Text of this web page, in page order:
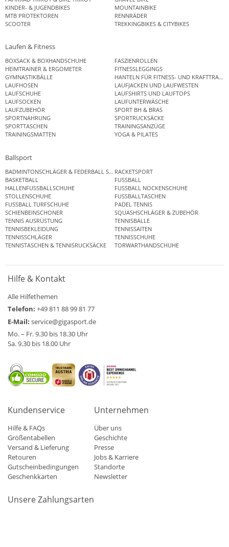
KINDER- & JUGENDBIKES
MOUNTAINBIKE
MTB PROTEKTOREN
RENNRÄDER
SCOOTER
TREKKINGBIKES & CITYBIKES
Laufen & Fitness
BOXSACK & BOXHANDSCHUHE
FASZIENROLLEN
HEIMTRAINER & ERGOMETER
FITNESSLEGGINGS
GYMNASTIKBÄLLE
HANTELN FÜR FITNESS- UND
LAUFHOSEN
LAUFJACKEN UND LAUFWESTEN
LAUFSCHUHE
LAUFSHIRTS UND LAUFTOPS
LAUFSOCKEN
LAUFUNTERWÄSCHE
LAUFZUBEHÖR
SPORT BH & BRAS
SPORTNAHRUNG
SPORTRUCKSÄCKE
SPORTTASCHEN
TRAININGSANZÜGE
TRAININGSMATTEN
YOGA & PILATES
Ballsport
BADMINTONSCHLÄGER & FEDERBALL SETSRACKETSPORT
BASKETBALL
FUSSBALL
HALLENFUSSBALLSCHUHE
FUSSBALL NOCKENSCHUHE
STOLLENSCHUHE
FUSSBALLTASCHEN
FUSSBALL TURFSCHUHE
PADEL TENNIS
SCHIENBEINSCHONER
SQUASHSCHLÄGER & ZUBEHÖR
TENNIS AUSRÜSTUNG
TENNISBÄLLE
TENNISBEKLEIDUNG
TENNISSAITEN
TENNISSCHLÄGER
TENNISSCHUHE
TENNISTASCHEN & TENNISRUCKSÄCKE
TORWARTHANDSCHUHE
Hilfe & Kontakt
Alle Hilfethemen
Telefon: +49 811 88 99 81 77
E-Mail: service@gigasport.de
Mo. – Fr. 9.30 bis 18.30 Uhr
Sa. 9.30 bis 18.00 Uhr
Kundenservice
Hilfe & FAQs
Größentabellen
Versand & Lieferung
Retouren
Gutscheinbedingungen
Geschenkkarten
Unternehmen
Über uns
Geschichte
Presse
Jobs & Karriere
Standorte
Newsletter
Unsere Zahlungsarten